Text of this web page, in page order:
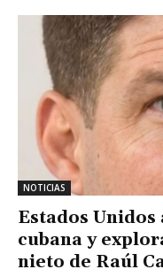
NOTICIAS
Estados
cubana y
nieto de Raúl